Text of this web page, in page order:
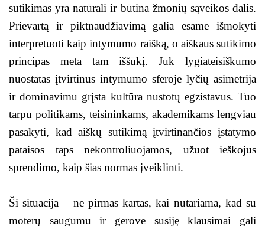
sutikimas yra natūrali ir būtina žmonių sąveikos dalis.
Prievartą ir piktnaudžiavimą galia esame išmokyti
interpretuoti kaip intymumo raišką, o aiškaus sutikimo
principas meta tam iššūkį. Juk lygiateisiškumo
nuostatas įtvirtinus intymumo sferoje lyčių asimetrija
ir dominavimu grįsta kultūra nustotų egzistavus. Tuo
tarpu politikams, teisininkams, akademikams lengviau
pasakyti, kad aiškų sutikimą įtvirtinančios įstatymo
pataisos taps nekontroliuojamos, užuot ieškojus
sprendimo, kaip šias normas įveiklinti.
Ši situacija – ne pirmas kartas, kai nutariama, kad su
moterų saugumu ir gerove susiję klausimai gali